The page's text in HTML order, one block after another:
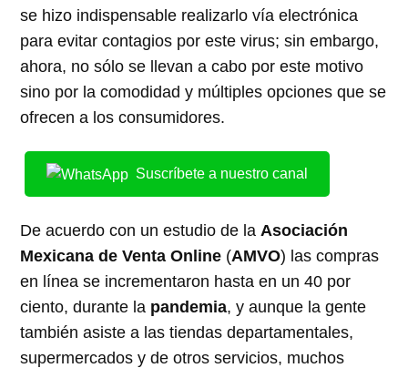
se hizo indispensable realizarlo vía electrónica
para evitar contagios por este virus; sin embargo,
ahora, no sólo se llevan a cabo por este motivo
sino por la comodidad y múltiples opciones que se
ofrecen a los consumidores.
Suscríbete a nuestro canal
De acuerdo con un estudio de la Asociación
Mexicana de Venta Online (AMVO) las compras
en línea se incrementaron hasta en un 40 por
ciento, durante la pandemia, y aunque la gente
también asiste a las tiendas departamentales,
supermercados y de otros servicios, muchos